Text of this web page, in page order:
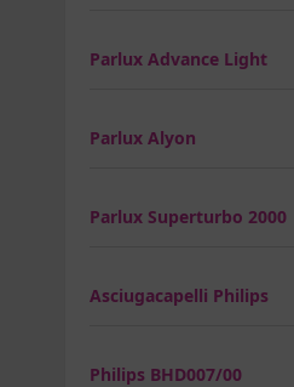
Parlux Advance Light
Parlux Alyon
Parlux Superturbo 2000
Asciugacapelli Philips
Philips BHD007/00